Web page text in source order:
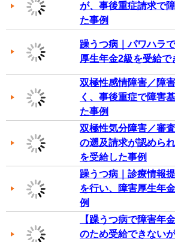
が、事後重症請求で
た事例
躁うつ病｜パワハラ
厚生年金2級を受給で
双極性感情障害／障
く、事後重症で障害
た事例
双極性気分障害／審
の遡及請求が認めら
を受給した事例
躁うつ病｜診療情報
を行い、障害厚生年
例
【躁うつ病で障害年
のため受給できない